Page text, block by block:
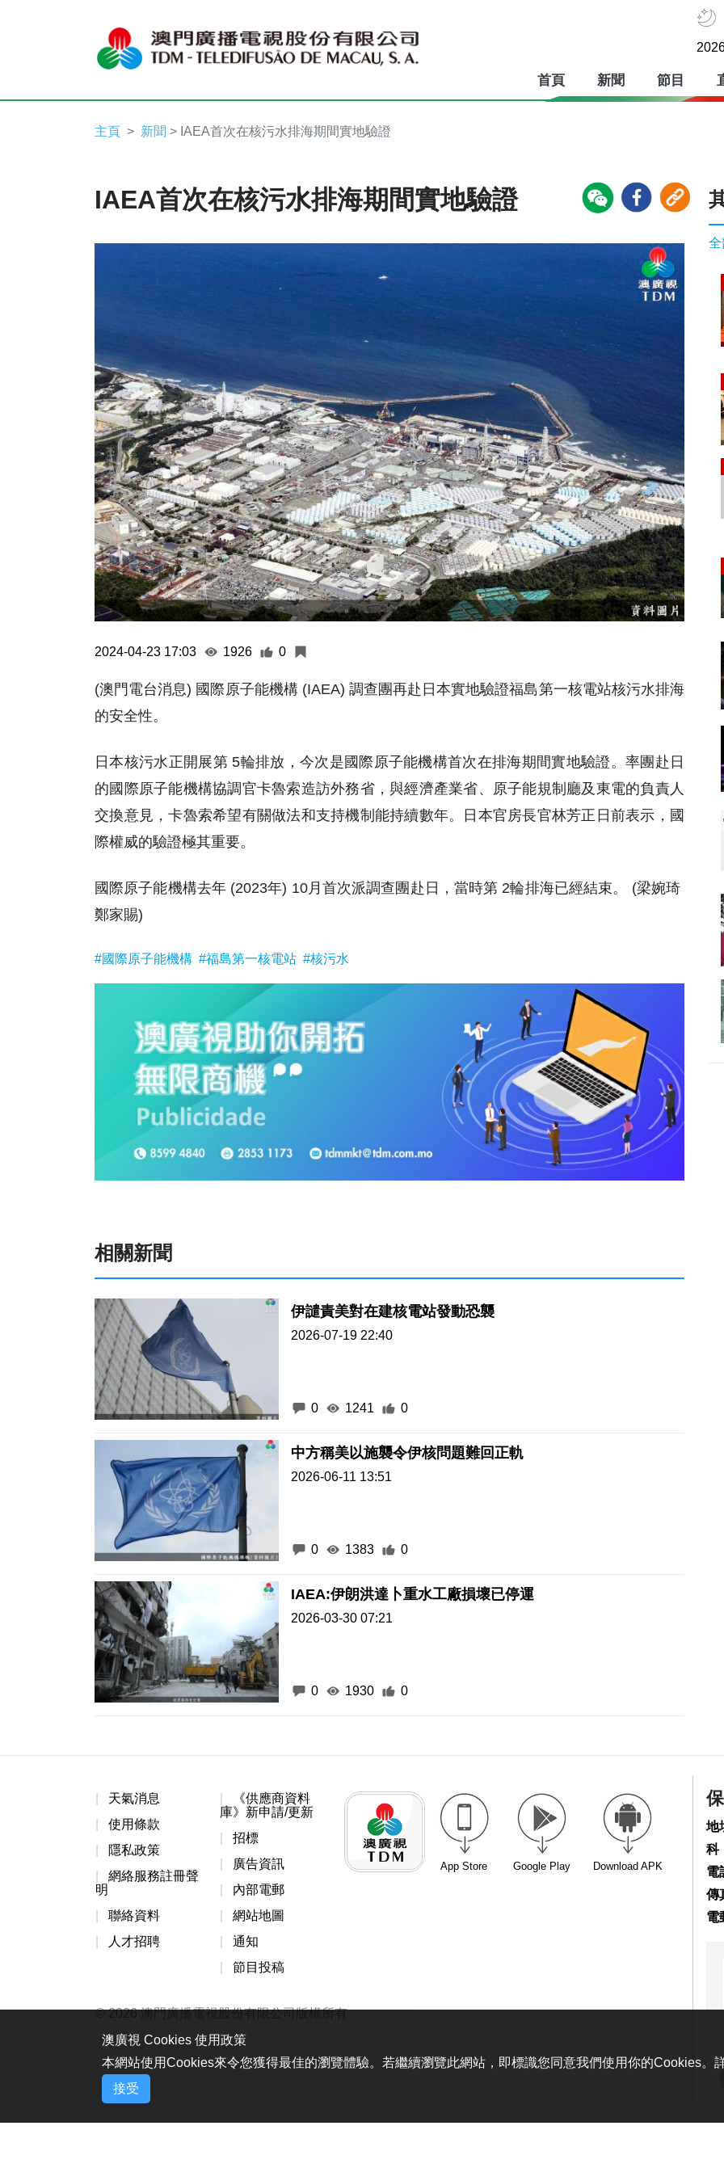
首頁 新聞 節目
主頁 新聞 > IAEA首次在核污水排海期間實地驗證
IAEA首次在核污水排海期間實地驗證
2024-04-23 17:03 1926 0
(澳門電台消息) 國際原子能機構 (IAEA) 調查團再赴日本實地驗證福島第一核電站核污水排海
的安全性。
日本核污水正開展第 5輪排放，今次是國際原子能機構首次在排海期間實地驗證。率團赴日
的國際原子能機構協調官卡魯索造訪外務省，與經濟產業省、原子能規制廳及東電的負責人
交換意見，卡魯索希望有關做法和支持機制能持續數年。日本官房長官林芳正日前表示，國
際權威的驗證極其重要。
國際原子能機構去年 (2023年) 10月首次派調查團赴日，當時第 2輪排海已經結束。 (梁婉琦
鄭家賜)
#國際原子能機構 #福島第一核電站 #核污水
相關新聞
伊譴責美對在建核電站發動恐襲
2026-07-19 22:40
0 1241 0
中方稱美以施襲令伊核問題難回正軌
2026-06-11 13:51
0 1383 0
IAEA:伊朗洪達卜重水工廠損壞已停運
2026-03-30 07:21
0 1930 0
全
天氣消息
使用條款
隱私政策
網絡服務註冊聲
明
聯絡資料
人才招聘
《供應商資料
庫》新申請/更新
招標
廣告資訊
內部電郵
網站地圖
通知
節目投稿
App Store Google Play Download APK
© 2026 澳門廣播電視股份有限公司版權所有
地
科
電
傳
電
澳廣視 Cookies 使用政策
本網站使用Cookies來令您獲得最佳的瀏覽體驗。若繼續瀏覽此網站，即標識您同意我們使用你的Cookies。
接受